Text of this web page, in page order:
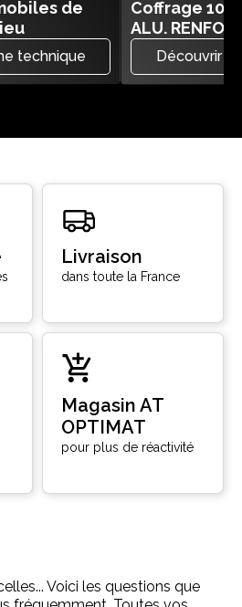
de
technique
Coffrage
ALU.
Découvrir
Livraison
dans toute la France
Magasin AT
OPTIMAT
pour plus de réactivité
Voici les questions que